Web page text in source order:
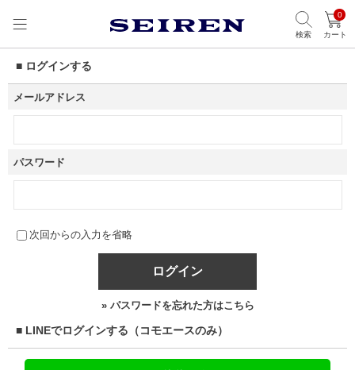
検索
0
カート
■ ログインする
メールアドレス
パスワード
次回からの入力を省略
ログイン
» パスワードを忘れた方はこちら
■ LINEでログインする（コモエースのみ）